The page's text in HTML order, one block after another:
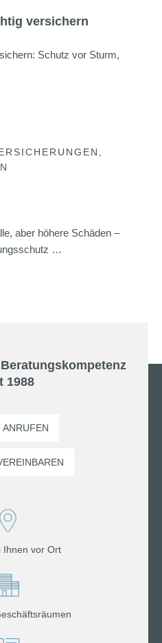
versichern
Schutz vor Sturm,
aber höhere Schäden –
…
1988
Ihnen vor Ort